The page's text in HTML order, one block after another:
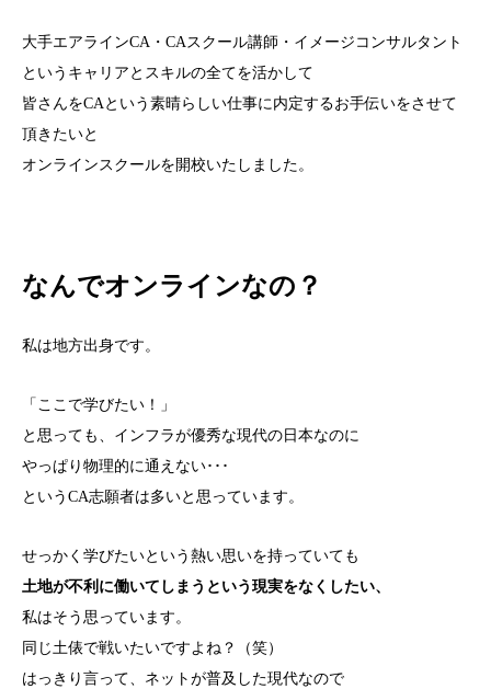
大手エアラインCA・CAスクール講師・イメージコンサルタント
というキャリアとスキルの全てを活かして
皆さんをCAという素晴らしい仕事に内定するお手伝いをさせて
頂きたいと
オンラインスクールを開校いたしました。
なんでオンラインなの？
私は地方出身です。
「ここで学びたい！」
と思っても、インフラが優秀な現代の日本なのに
やっぱり物理的に通えない･･･
というCA志願者は多いと思っています。
せっかく学びたいという熱い思いを持っていても
土地が不利に働いてしまうという現実をなくしたい、
私はそう思っています。
同じ土俵で戦いたいですよね？（笑）
はっきり言って、ネットが普及した現代なので